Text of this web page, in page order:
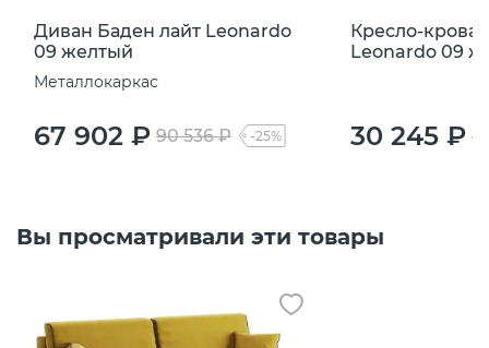
Диван Баден лайт Leonardo
09 желтый
Металлокаркас
67 902 ₽ 90 536 ₽ -25%
Кресло-
Leonardo 09
30 245 ₽
Вы просматривали эти товары